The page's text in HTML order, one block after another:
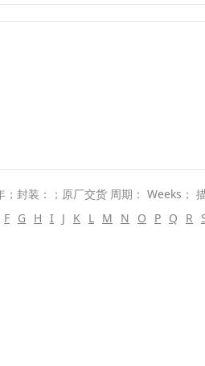
；封装：；原厂交货 周期： Weeks；
F G H I J K L M N O P Q R